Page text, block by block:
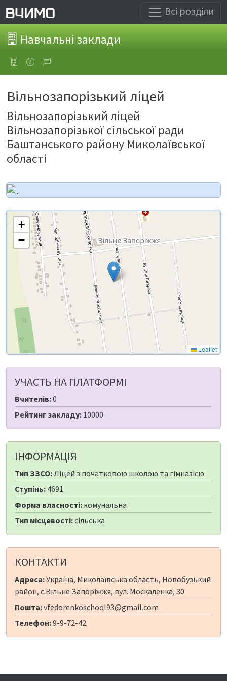
Всі розділи
Навчальні заклади
Вільнозапорізький ліцей
Вільнозапорізький ліцей
Вільнозапорізької сільської ради
Баштанського району Миколаївської
області
+
−
Leaflet
УЧАСТЬ НА ПЛАТФОРМІ
Вчителів:0
Рейтинг закладу: 10000
ІНФОРМАЦІЯ
Тип ЗЗСО:Ліцей з початковою школою та гімназією
Ступінь: 4691
Форма власності: комунальна
Тип місцевості:сільська
КОНТАКТИ
Адреса:Україна, Миколаївська область, Новобузький
район, с.Вільне Запоріжжя, вул. Москаленка, 30
Пошта:vfedorenkoschool93@gmail.com
Телефон:9-9-72-42